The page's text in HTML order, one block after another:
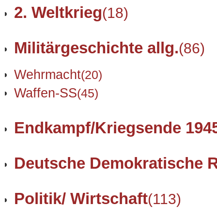
2. Weltkrieg(18)
Militärgeschichte allg.(86)
Wehrmacht(20)
Waffen-SS(45)
Endkampf/Kriegsende
Deutsche Demokratische
Politik/ Wirtschaft(113)